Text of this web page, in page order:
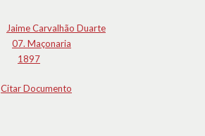
Jaime Carvalhão Duarte
07. Maçonaria
1897
Citar Documento